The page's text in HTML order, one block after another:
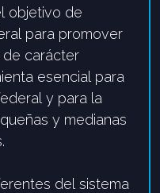
objetivo de
para promover
de carácter
esencial para
y para la
y medianas
de l sistema